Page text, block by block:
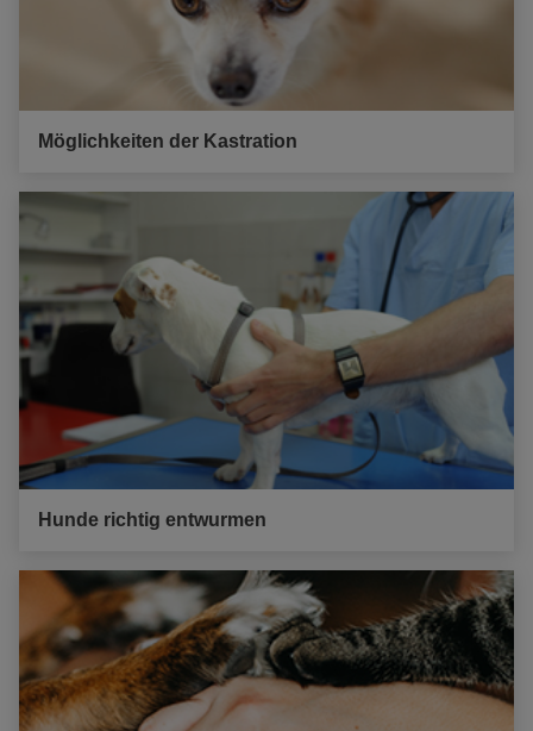
Möglichkeiten der Kastration
Hunde richtig entwurmen